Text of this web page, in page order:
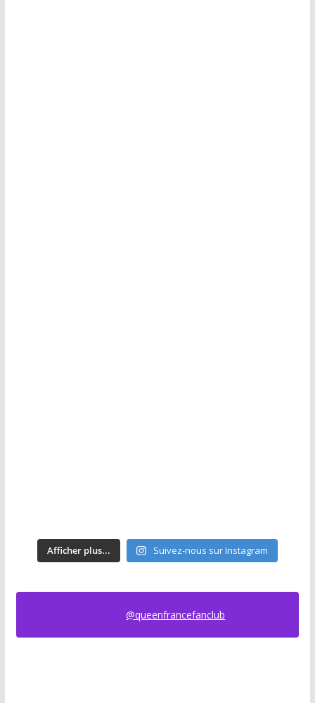
Afficher plus... Suivez-nous sur Instagram
@queenfrancefanclub